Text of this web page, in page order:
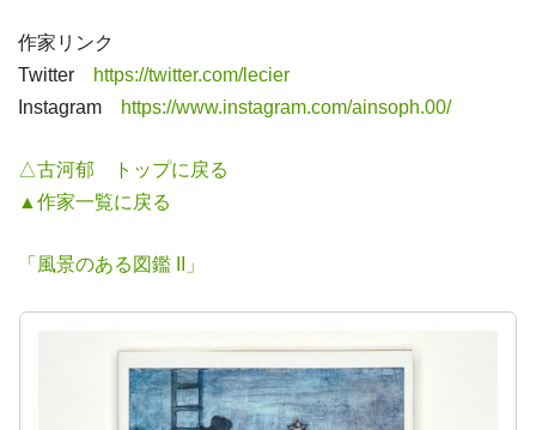
作家リンク
Twitter
https://twitter.com/lecier
Instagram
https://www.instagram.com/ainsoph.00/
△古河郁 トップに戻る
▲作家一覧に戻る
「風景のある図鑑 II」